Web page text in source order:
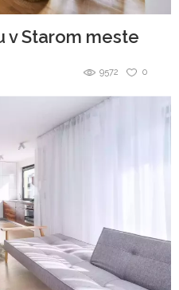
v Starom meste
0
9572